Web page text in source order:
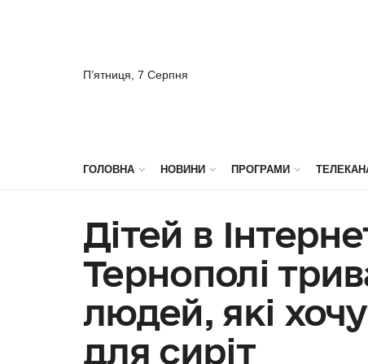
П’ятниця, 7 Серпня
ГОЛОВНА НОВИНИ ПРОГРАМИ
Дітей в
Тернополі
людей, які
для сиріт